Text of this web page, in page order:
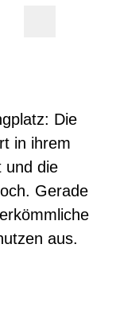
Die
in ihrem
und die
Gerade
aus.